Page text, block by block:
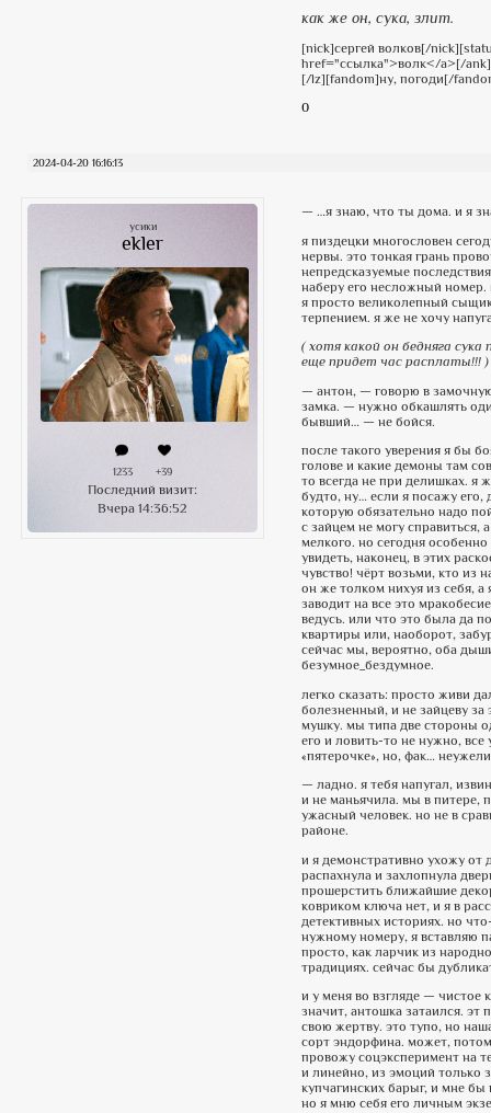
как же он, сука, злит.
[nick]сергей волков[/
href="ссылка">волк</a>[/
[/lz][fandom]ну, погоди[/
0
2024-04-20 16:16:13
ekler
усики
1233 +39
Последний визит:
Вчера 14:36:52
— …я знаю, что ты дома. и я
я пиздецки многословен
нервы. это тонкая грань
непредсказуемые
наберу его несложный
я просто великолепный
терпением. я же не хочу
( хотя какой он бедняга
еще придет час расплаты!!! )
— антон, — говорю в
замка. — нужно обкашлять
бывший… — не бойся.
после такого уверения я бы
голове и какие демоны там
то всегда не при делишках. я
будто, ну… если я посажу
которую обязательно надо
с зайцем не могу справиться,
мелкого. но сегодня
увидеть, наконец, в этих
чувство! чёрт возьми, кто из
он же толком нихуя из себя, а
заводит на все это
ведусь. или что это была да
квартиры или, наоборот,
сейчас мы, вероятно, оба
безумное_бездумное.
легко сказать: просто живи
болезненный, и не зайцеву за
мушку. мы типа две стороны
его и ловить-то не нужно,
«пятерочке», но, фак…
— ладно. я тебя напугал,
и не маньячила. мы в питере,
ужасный человек. но не в
районе.
и я демонстративно ухожу от
распахнула и захлопнула
прошерстить ближайшие
ковриком ключа нет, и я в
детективных историях. но
нужному номеру, я вставляю
просто, как ларчик из
традициях. сейчас бы
и у меня во взгляде — чистое
значит, антошка затаился. эт
свою жертву. это тупо, но
сорт эндорфина. может,
провожу соцэксперимент на
и линейно, из эмоций только
купчагинских барыг, и мне
но я мню себя его личным